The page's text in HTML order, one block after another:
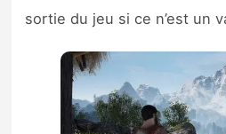
sortie du jeu si ce n’est un